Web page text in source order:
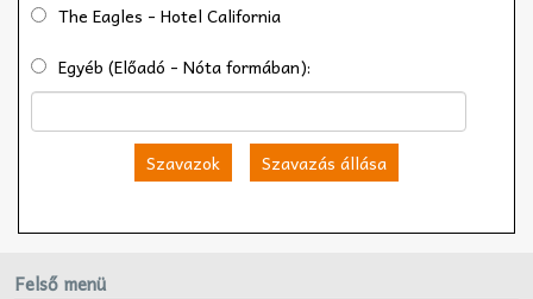
The Eagles - Hotel California
Egyéb (Előadó - Nóta formában):
Szavazok Szavazás állása
Felső menü